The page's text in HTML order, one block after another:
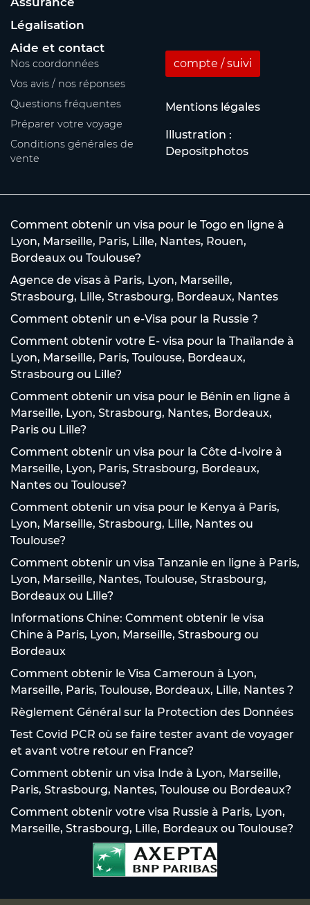
Légalisation
Aide et contact
Nos coordonnées
Vos avis / nos réponses
Questions fréquentes
Préparer votre voyage
Conditions générales de
vente
compte / suivi
Mentions légales
Illustration :
Depositphotos
Comment obtenir un visa pour le Togo en ligne à
Lyon, Marseille, Paris, Lille, Nantes, Rouen,
Bordeaux ou Toulouse?
Agence de visas à Paris, Lyon, Marseille,
Strasbourg, Lille, Strasbourg, Bordeaux, Nantes
Comment obtenir un e-Visa pour la Russie ?
Comment obtenir votre E- visa pour la Thaïlande à
Lyon, Marseille, Paris, Toulouse, Bordeaux,
Strasbourg ou Lille?
Comment obtenir un visa pour le Bénin en ligne à
Marseille, Lyon, Strasbourg, Nantes, Bordeaux,
Paris ou Lille?
Comment obtenir un visa pour la Côte d-Ivoire à
Marseille, Lyon, Paris, Strasbourg, Bordeaux,
Nantes ou Toulouse?
Comment obtenir un visa pour le Kenya à Paris,
Lyon, Marseille, Strasbourg, Lille, Nantes ou
Toulouse?
Comment obtenir un visa Tanzanie en ligne à Paris,
Lyon, Marseille, Nantes, Toulouse, Strasbourg,
Bordeaux ou Lille?
Informations Chine: Comment obtenir le visa
Chine à Paris, Lyon, Marseille, Strasbourg ou
Bordeaux
Comment obtenir le Visa Cameroun à Lyon,
Marseille, Paris, Toulouse, Bordeaux, Lille, Nantes ?
Règlement Général sur la Protection des Données
Test Covid PCR où se faire tester avant de voyager
et avant votre retour en France?
Comment obtenir un visa Inde à Lyon, Marseille,
Paris, Strasbourg, Nantes, Toulouse ou Bordeaux?
Comment obtenir votre visa Russie à Paris, Lyon,
Marseille, Strasbourg, Lille, Bordeaux ou Toulouse?